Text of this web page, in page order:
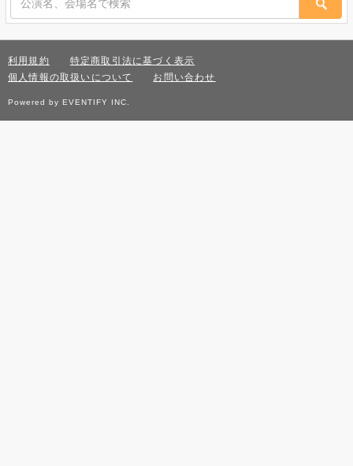
利用規約
特定商取引法に基づく表示
個人情報の取扱いについて
お問い合わせ
Powered by EVENTIFY INC.